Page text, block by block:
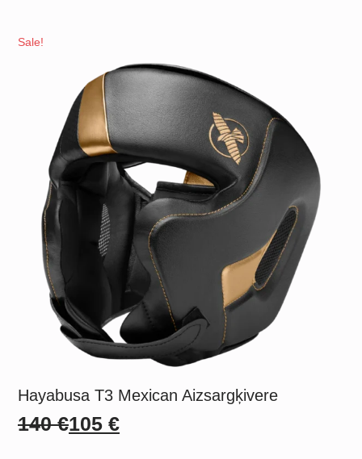
Sale!
Hayabusa T3 Mexican Aizsargķivere
140€
Original
105 €
Current